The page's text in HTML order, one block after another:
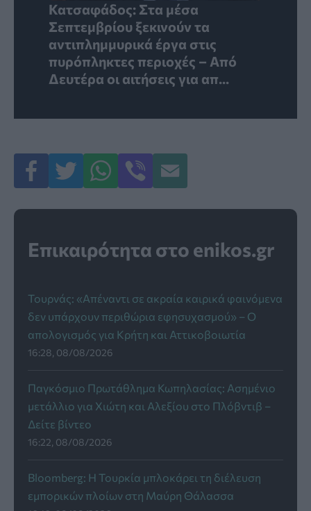
Κατσαφάδος: Στα μέσα
Σεπτεμβρίου ξεκινούν τα
αντιπλημμυρικά έργα στις
πυρόπληκτες περιοχές – Από
Δευτέρα οι αιτήσεις για απ...
Επικαιρότητα στο enikos.gr
Τουρνάς: «Απέναντι σε ακραία καιρικά φαινόμενα
δεν υπάρχουν περιθώρια εφησυχασμού» – Ο
απολογισμός για Κρήτη και Αττικοβοιωτία
16:28, 08/08/2026
Παγκόσμιο Πρωτάθλημα Κωπηλασίας: Ασημένιο
μετάλλιο για Χιώτη και Αλεξίου στο Πλόβντιβ –
Δείτε βίντεο
16:22, 08/08/2026
Bloomberg: Η Τουρκία μπλοκάρει τη διέλευση
εμπορικών πλοίων στη Μαύρη Θάλασσα